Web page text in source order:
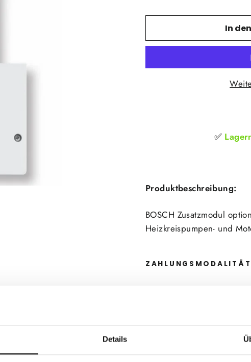
Details
In
✅
Produktbeschreibung:
BOSCH Zusatzmodul
Heizkreispumpen- und
GERNE KÖNNEN SIE